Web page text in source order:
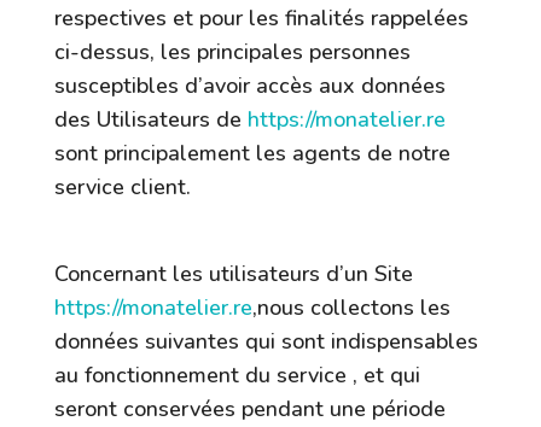
respectives et pour les finalités rappelées
ci-dessus, les principales personnes
susceptibles d’avoir accès aux données
des Utilisateurs de https://monatelier.re
sont principalement les agents de notre
service client.
Concernant les utilisateurs d’un Site
https://monatelier.re,nous collectons les
données suivantes qui sont indispensables
au fonctionnement du service , et qui
seront conservées pendant une période